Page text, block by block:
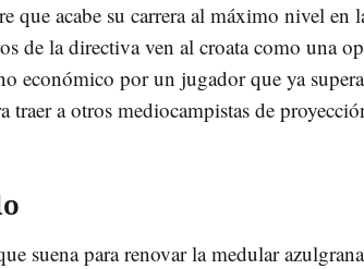
que acabe su carrera al máximo nivel en
de la directiva ven al croata como una
económico por un jugador que ya
traer a otros mediocampistas de
suena para renovar la medular